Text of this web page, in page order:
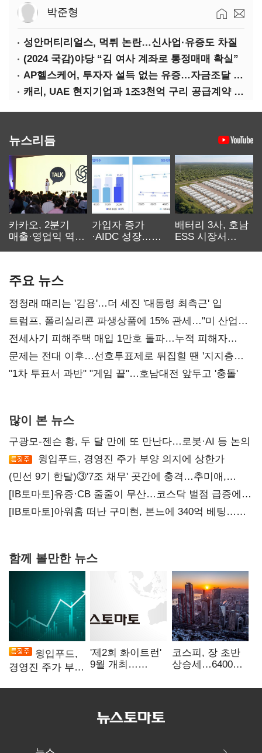
박준형
성안머티리얼스, 먹튀 논란…신사업·유증도 차질
(2024 국감)야당 “김 여사 계좌로 통정매매 확실”
AP헬스케어, 투자자 설득 없는 유증…자금조달 ‘빨간불’
캐리, UAE 현지기업과 1조3천억 구리 공급계약 체결
뉴스리듬
카카오, 2분기
매출·영업익 역대
가입자 증가
·AIDC 성장…
배터리 3사, 호남
ESS 시장서
주요 뉴스
정청래 때리는 '김용'…더 세진 '대통령 최측근' 입
트럼프, 폴리실리콘 파생상품에 15% 관세…"미 산업
재건"
전세사기 피해주택 매입 1만호 돌파…누적 피해자
4만278명
문제는 전대 이후…선호투표제로 뒤집힐 땐 '지지층
불복'
"1차 투표서 과반" "게임 끝"…호남대전 앞두고 '충돌'
많이 본 뉴스
구광모-젠슨 황, 두 달 만에 또 만난다…로봇·AI 등 논의
윙입푸드, 경영진 주가 부양 의지에 상한가
(민선 9기 한달)③'7조 채무' 곳간에 충격…추미애,
20년만에 '비상재정' 선언 승부수
[IB토마토]유증·CB 줄줄이 무산…코스닥 벌점 급증에
상폐 압박
[IB토마토]아워홈 떠난 구미현, 본느에 340억 베팅…
함께 볼만한 뉴스
윙입푸드,
경영진 주가 부양
'제2회 화이트런'
9월 개최…
지원
코스피, 장 초반
상승세…6400선